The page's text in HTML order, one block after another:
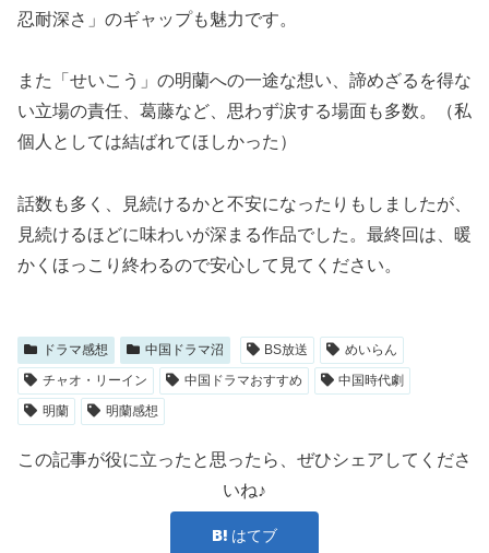
忍耐深さ」のギャップも魅力です。
また「せいこう」の明蘭への一途な想い、諦めざるを得な
い立場の責任、葛藤など、思わず涙する場面も多数。（私
個人としては結ばれてほしかった）
話数も多く、見続けるかと不安になったりもしましたが、
見続けるほどに味わいが深まる作品でした。最終回は、暖
かくほっこり終わるので安心して見てください。
ドラマ感想 中国ドラマ沼 BS放送
めいらん
チャオ・リーイン
中国ドラマおすすめ
中国時代劇
明蘭
明蘭感想
この記事が役に立ったと思ったら、ぜひシェアしてくださ
いね♪
はてブ